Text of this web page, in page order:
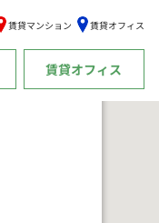
賃貸オフィス
賃貸マンション 賃貸オフィス